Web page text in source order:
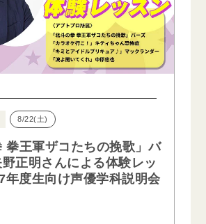
8/22(土)
拳王軍ザコたちの挽歌」バ
正明さんによる体験レッ
年度生向け声優学科説明会